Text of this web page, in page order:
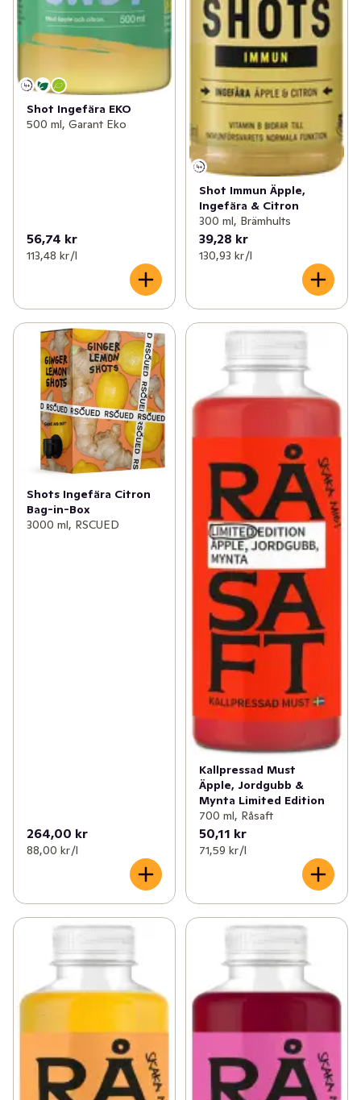
Shot Ingefära EKO
500 ml, Garant Eko
56,74 kr
113,48 kr /l
Shot Immun Äpple,
Ingefära & Citron
300 ml, Brämhults
39,28 kr
130,93 kr /l
Shots Ingefära Citron
Bag-in-Box
3000 ml, RSCUED
264,00 kr
88,00 kr /l
Kallpressad Must
Äpple, Jordgubb &
Mynta Limited Edition
700 ml, Råsaft
50,11 kr
71,59 kr /l